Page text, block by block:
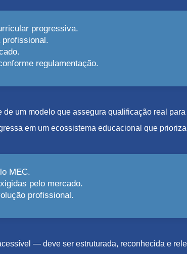
progressiva.
profissional.
regulamentação.
um modelo que assegura qualificação real
em um ecossistema educacional que
MEC.
pelo mercado.
profissional.
— deve ser estruturada, reconhecida e